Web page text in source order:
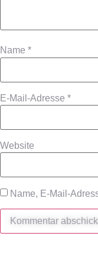
Name *
E-Mail-Adresse *
Website
Name, E-Mail-